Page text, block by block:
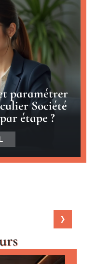
paramétrer
Société
étape ?